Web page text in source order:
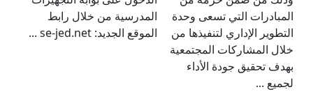
المبادرات التي تسعى وحدة
التطوير الإداري لتنفيذها من
خلال المشاركات المجتمعية
بهدف تحقيق جودة الأداء
لجميع ...
المدرسية من خلال رابط
الموقع الجديد: se-jed.net ...